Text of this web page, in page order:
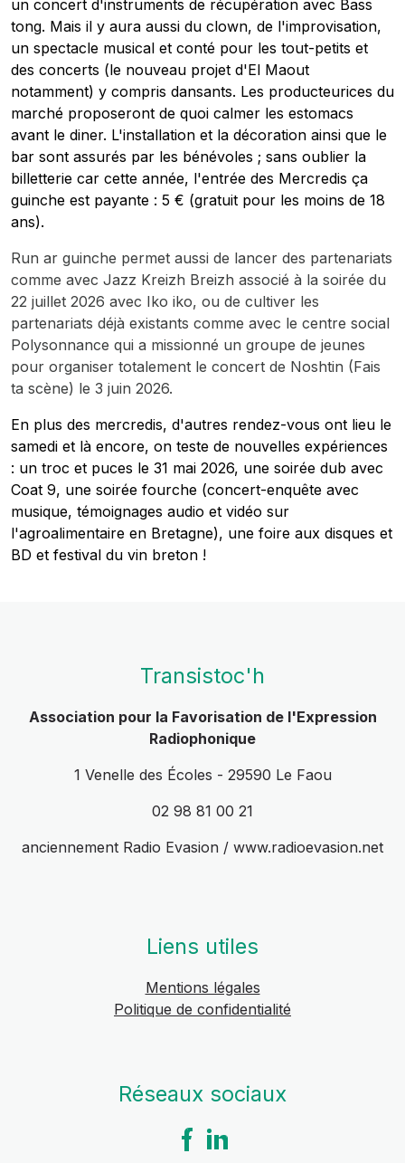
un concert d'instruments de récupération avec Bass
tong. Mais il y aura aussi du clown, de l'improvisation,
un spectacle musical et conté pour les tout-petits et
des concerts (le nouveau projet d'El Maout
notamment) y compris dansants. Les producteurices du
marché proposeront de quoi calmer les estomacs
avant le diner. L'installation et la décoration ainsi que le
bar sont assurés par les bénévoles ; sans oublier la
billetterie car cette année, l'entrée des Mercredis ça
guinche est payante : 5 € (gratuit pour les moins de 18
ans).
Run ar guinche permet aussi de lancer des partenariats
comme avec Jazz Kreizh Breizh associé à la soirée du
22 juillet 2026 avec Iko iko, ou de cultiver les
partenariats déjà existants comme avec le centre social
Polysonnance qui a missionné un groupe de jeunes
pour organiser totalement le concert de Noshtin (Fais
ta scène) le 3 juin 2026.
En plus des mercredis, d'autres rendez-vous ont lieu le
samedi et là encore, on teste de nouvelles expériences
: un troc et puces le 31 mai 2026, une soirée dub avec
Coat 9, une soirée fourche (concert-enquête avec
musique, témoignages audio et vidéo sur
l'agroalimentaire en Bretagne), une foire aux disques et
BD et festival du vin breton !
Transistoc'h
Association pour la Favorisation de l'Expression
Radiophonique
1 Venelle des Écoles - 29590 Le Faou
02 98 81 00 21
anciennement Radio Evasion / www.radioevasion.net
Liens utiles
Mentions légales
Politique de confidentialité
Réseaux sociaux